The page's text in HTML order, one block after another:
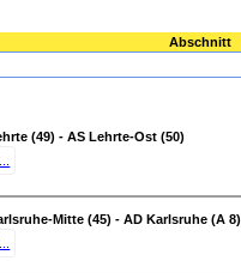
Abschnitt
(49) - AS Lehrte-Ost (50)
Mitte (45) - AD Karlsruhe (A 8)